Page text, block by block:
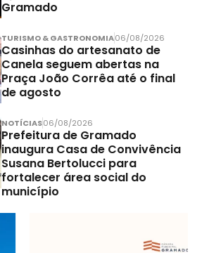
Gramado
TURISMO & GASTRONOMIA06/08/2026
Casinhas do artesanato de
Canela seguem abertas na
Praça João Corrêa até o final
de agosto
NOTÍCIAS06/08/2026
Prefeitura de Gramado
inaugura Casa de Convivência
Susana Bertolucci para
fortalecer área social do
município